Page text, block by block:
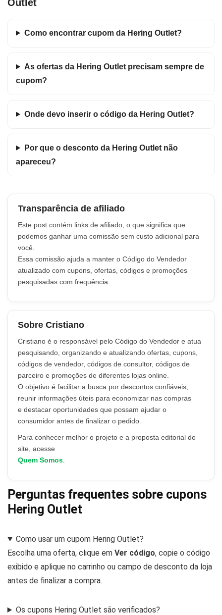
Outlet
Como encontrar cupom da Hering Outlet?
As ofertas da Hering Outlet precisam sempre de
cupom?
Onde devo inserir o código da Hering Outlet?
Por que o desconto da Hering Outlet não
apareceu?
Transparência de afiliado
Este post contém links de afiliado, o que significa que
podemos ganhar uma comissão sem custo adicional para
você.
Essa comissão ajuda a manter o Código do Vendedor
atualizado com cupons, ofertas, códigos e promoções
pesquisadas com frequência.
Sobre Cristiano
Cristiano é o responsável pelo Código do Vendedor e atua
pesquisando, organizando e atualizando ofertas, cupons,
códigos de vendedor, códigos de consultor, códigos de
parceiro e promoções de diferentes lojas online.
O objetivo é facilitar a busca por descontos confiáveis,
reunir informações úteis para economizar nas compras
e destacar oportunidades que possam ajudar o
consumidor antes de finalizar o pedido.
Para conhecer melhor o projeto e a proposta editorial do
site, acesse
Quem Somos
Perguntas frequentes sobre cupons
Hering Outlet
Como usar um cupom Hering Outlet?
Escolha uma oferta, clique em Ver código, copie o código
exibido e aplique no carrinho ou campo de desconto da loja
antes de finalizar a compra.
Os cupons Hering Outlet são verificados?